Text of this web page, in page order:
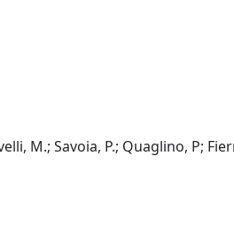
M.; Savoia, P.; Quaglino, P;